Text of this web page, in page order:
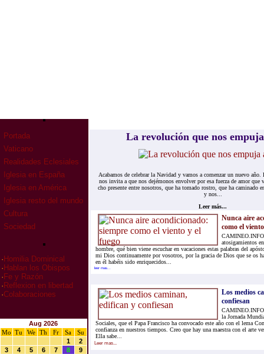
Portada
Vaticano
Realidades Eclesiales
Iglesia en España
Iglesia en América
Iglesia resto del mundo
Cultura
Sociedad
· Homilia Dominical
· Hablan los Obispos
· Fe y Razón
· Reflexion en libertad
·Colaboraciones
Aug 2026
Mo
Tu We Th Fr Sa
Su
1
2
3
4 5 6 7 8
9
La re­vo­lu­ción que nos
Aca­ba­mos de ce­le­brar la Na­vi­dad y va­mos a co­men­zar un nue­vo
nos in­vi­ta a que nos de­jé­mo­nos en­vol­ver por esa fuer­za de amor que
cho pre­sen­te en­tre no­so­tros, que ha to­ma­do ros­tro, que ha ca­mi­na­do
y nos...
Leer más...
Nunca aire
como el
atosigamientos
hombre, qué bien viene escuchar en vacaciones estas palabras del
mi Dios continuamente por vosotros, por la gracia de Dios que se os
en él habéis sido enriquecidos...
leer mas...
Los medios
confiesan
la Jornada
Sociales, que el Papa Francisco ha convocado este año con el lema
confianza en nuestros tiempos. Creo que hay una maestra con el arte
Ella sabe...
Leer mas...